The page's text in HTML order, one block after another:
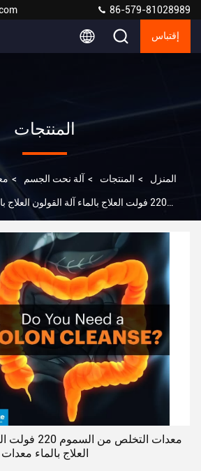
86-579-81028989
إقتباس
المنتجات
المنزل > المنتجات > آلة نحت الجسم >
220 فولت العلاج بالماء آلة القولون
معدات التخلص
العلاج بالماء